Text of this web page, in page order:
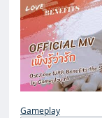
Gameplay